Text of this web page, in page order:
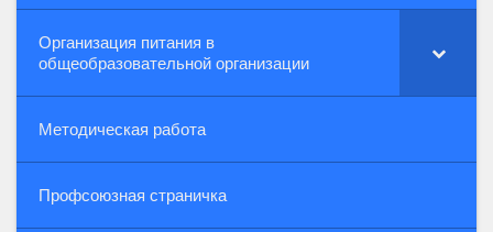
Организация питания в
общеобразовательной организации
Методическая работа
Профсоюзная страничка